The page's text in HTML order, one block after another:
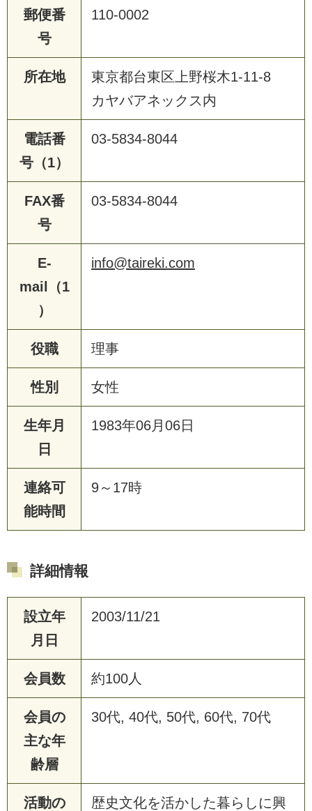
郵便番
号
110-0002
所在地
東京都台東区上野桜木1-11-8
カヤバアネックス内
電話番
号（1）
03-5834-8044
FAX番
号
03-5834-8044
E-
mail（1
）
info@taireki.com
役職 理事
性別 女性
生年月
日
1983年06月06日
連絡可
能時間
9～17時
詳細情報
設立年
月日
2003/11/21
会員数 約100人
会員の
主な年
齢層
30代, 40代, 50代, 60代, 70代
活動の
歴史文化を活かした暮らしに興